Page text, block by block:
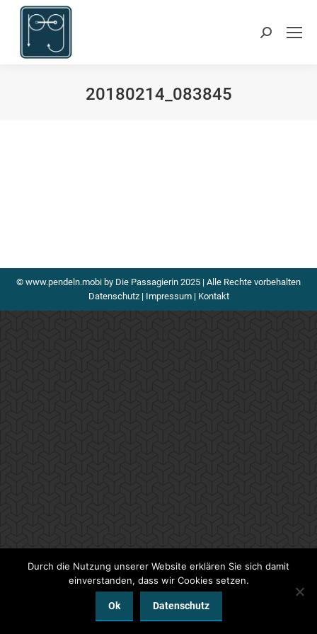
20180214_083845
© www.pendeln.mobi by Die Passagierin 2025 | Alle Rechte vorbehalten
Datenschutz| Impressum| Kontakt
Durch die Nutzung unserer Website erklären Sie sich damit
einverstanden, dass wir Cookies setzen.
Ok Datenschutz